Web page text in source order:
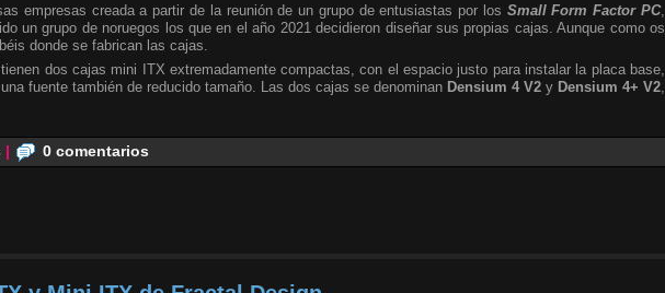
empresas creada a partir de la reunión de un grupo de entusiastas por los Small Form Factor PC,
un grupo de noruegos los que en el año 2021 decidieron diseñar sus propias cajas. Aunque como os
donde se fabrican las cajas.
dos cajas mini ITX extremadamente compactas, con el espacio justo para instalar la placa base,
fuente también de reducido tamaño. Las dos cajas se denominan Densium 4 V2 y Densium 4+ V2,
| 0 comentarios